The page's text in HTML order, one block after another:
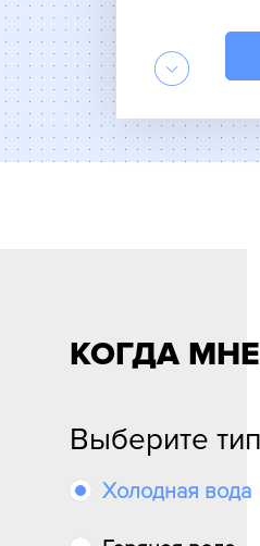
КОГДА
Выберите
Холодная вода